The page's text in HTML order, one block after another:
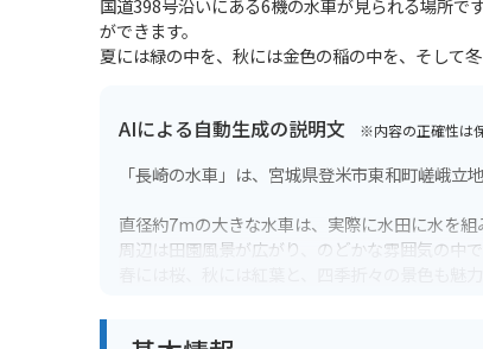
国道398号沿いにある6機の水車が見られる場所で
ができます。
夏には緑の中を、秋には金色の稲の中を、そして
AIによる自動生成の説明文 ※内容の正確性は
「長崎の水車」は、宮城県登米市東和町嵯峨立
直径約7mの大きな水車は、実際に水田に水を組
周辺は田園風景が広がり、のどかな雰囲気の中で